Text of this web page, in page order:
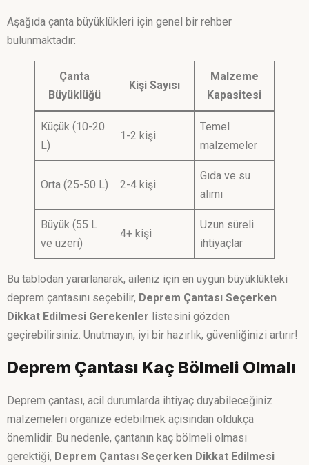
Aşağıda çanta büyüklükleri için genel bir rehber
bulunmaktadır:
Çanta
Büyüklüğü
Kişi Sayısı
Malzeme
Kapasitesi
Küçük (10-20
L)
1-2 kişi
Temel
malzemeler
Orta (25-50 L) 2-4 kişi
Gıda ve su
alımı
Büyük (55 L
ve üzeri)
4+ kişi
Uzun süreli
ihtiyaçlar
Bu tablodan yararlanarak, aileniz için en uygun büyüklükteki
deprem çantasını seçebilir, Deprem Çantası Seçerken
Dikkat Edilmesi Gerekenler listesini gözden
geçirebilirsiniz. Unutmayın, iyi bir hazırlık, güvenliğinizi artırır!
Deprem Çantası Kaç Bölmeli Olmalı
Deprem çantası, acil durumlarda ihtiyaç duyabileceğiniz
malzemeleri organize edebilmek açısından oldukça
önemlidir. Bu nedenle, çantanın kaç bölmeli olması
gerektiği, Deprem Çantası Seçerken Dikkat Edilmesi